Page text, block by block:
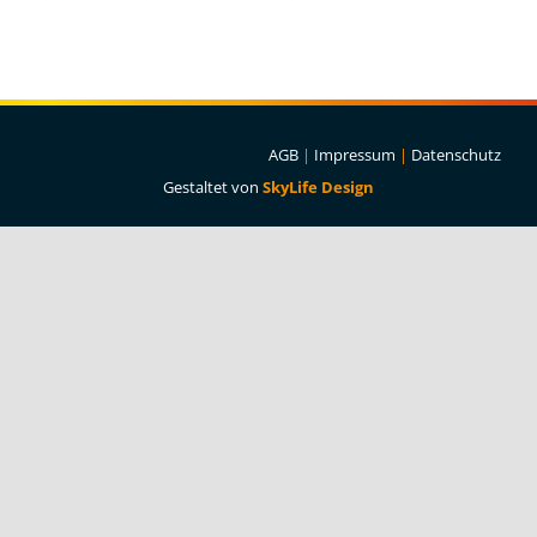
Projekte & Lösungen
AGB | Impressum | Datenschutz
Gestaltet von SkyLife Design